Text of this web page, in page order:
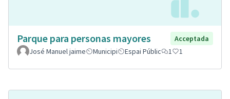
Parque para personas mayores
Acceptada
José Manuel jaime
Municipi Espai Públic 1 1